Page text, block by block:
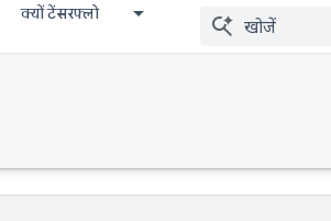
क्यों टेंसरफ्लो